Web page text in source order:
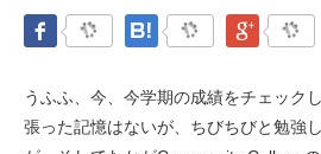
Facebook はてなブックマーク
うふふ、今、今学期の成績をチェック
張った記憶はないが、ちびちびと勉強